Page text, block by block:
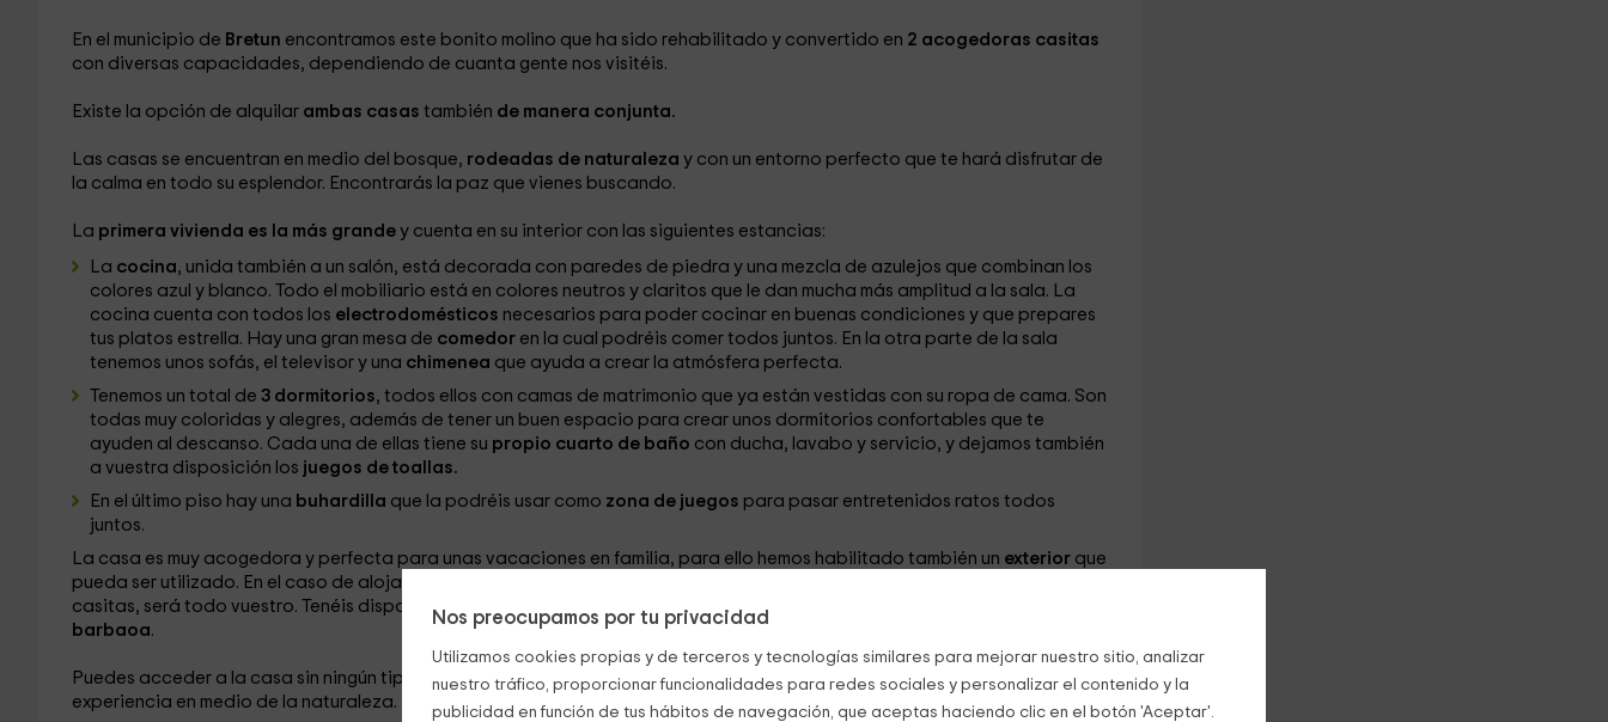
Nos preocupamos por tu privacidad
Utilizamos cookies propias y de terceros y tecnologías similares para mejorar nuestro sitio, analizar
nuestro tráfico, proporcionar funcionalidades para redes sociales y personalizar el contenido y la
publicidad en función de tus hábitos de navegación, que aceptas haciendo clic en el botón 'Aceptar'.
En el municipio de Bretun encontramos este bonito molino que ha sido rehabilitado y convertido en 2 acogedoras casitas
con diversas capacidades, dependiendo de cuanta gente nos visitéis.
Existe la opción de alquilarambas casas también de manera conjunta.
Las casas se encuentran en medio del bosque, rodeadas de naturaleza y con un entorno perfecto que te hará disfrutar de
la calma en todo su esplendor. Encontrarás la paz que vienes buscando.
La primera vivienda es la más grandey cuenta en su interior con las siguientes estancias:
La cocina, unida también a un salón, está decorada con paredes de piedra y una mezcla de azulejos que combinan los
colores azul y blanco. Todo el mobiliario está en colores neutros y claritos que le dan mucha más amplitud a la sala. La
cocina cuenta con todos los electrodomésticos necesarios para poder cocinar en buenas condiciones y que prepares
tus platos estrella. Hay una gran mesa de comedor en la cual podréis comer todos juntos. En la otra parte de la sala
tenemos unos sofás, el televisor y una chimenea que ayuda a crear la atmósfera perfecta.
Tenemos un total de 3 dormitorios, todos ellos con camas de matrimonio que ya están vestidas con su ropa de cama. Son
todas muy coloridas y alegres, además de tener un buen espacio para crear unos dormitorios confortables que te
ayuden al descanso. Cada una de ellas tiene su propio cuarto de baño con ducha, lavabo y servicio, y dejamos también
a vuestra disposición los juegos de toallas.
En el último piso hay una buhardilla que la podréis usar como zona de juegos para pasar entretenidos ratos todos
juntos.
La casa es muy acogedora y perfecta para unas vacaciones en familia, para ello hemos habilitado también un exterior que
pueda ser utilizado. En el caso de alojarte en una sola casa, esta zona será
casitas, será todo vuestro. Tenéis disponible toda una zona verde con un
merendero,
barbaoa.
Puedes acceder a la casa sin ningún tipo de complicación en tu vehículo, después te olvidas de él y comienzas a vivir la
experiencia en medio de la naturaleza.